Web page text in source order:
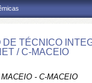
DE TÉCNICO
/ C-MACEIO
- C-MACEIO